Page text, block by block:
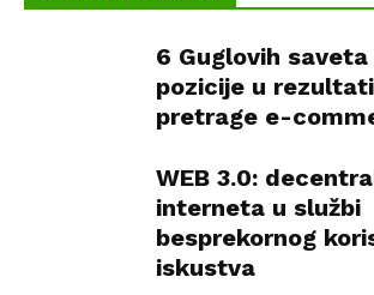
6 Guglovih
pozicije u
pretrage e-
WEB 3.0:
interneta u službi
besprekornog
iskustva